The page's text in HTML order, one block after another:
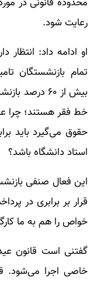
محدوده قانونی در
رعایت شود.
او ادامه داد: انتظار
تمام بازنشستگان
بیش از ۶۰
حقوق می‌گیرد باید
استاد دانشگاه باشد؟
این فعال صنفی
قرار بر برابری در
خواص را هم به ما
گفتنی است قانون
خاصی اجرا می‌شود.